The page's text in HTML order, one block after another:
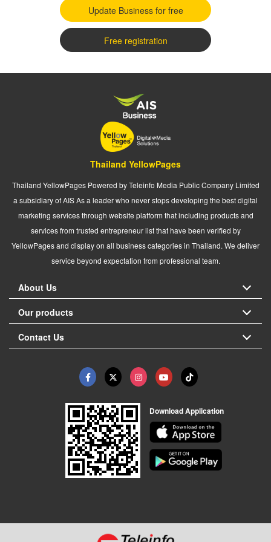
Update Business for free
Free registration
Thailand YellowPages
Thailand YellowPages Powered by Teleinfo Media Public Company Limited
a subsidiary of AIS As a leader who never stops developing the best digital
marketing services through website platform that including products and
services from trusted entrepreneur list that have been verified by
YellowPages and display on all business categories in Thailand. We deliver
service beyond expectation from professional team.
About Us
Our products
Contact Us
Download Application